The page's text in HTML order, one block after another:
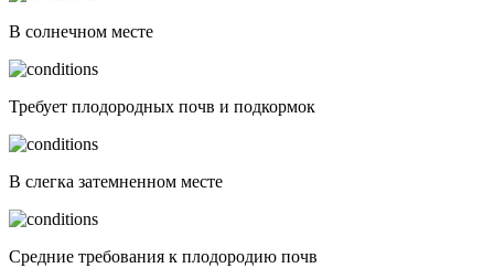
В солнечном месте
Требует плодородных почв и подкормок
В слегка затемненном месте
Средние требования к плодородию почв